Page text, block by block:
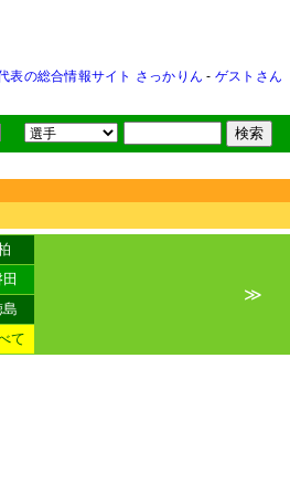
表の総合情報サイト さっかりん - ゲストさん
島
て
≫